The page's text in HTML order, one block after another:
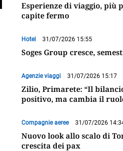
Esperienze di viaggio, più
capite fermo
Hotel 31/07/2026 15:55
Soges Group cresce,
Agenzie viaggi 31/07/2026 15:17
Zilio, Primarete: “Il
positivo, ma cambia il
Compagnie aeree 31/07/2026
Nuovo look allo scalo di
crescita dei pax